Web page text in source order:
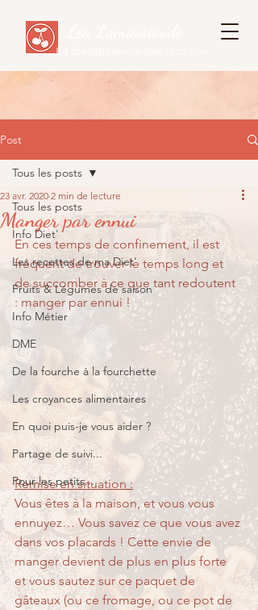
La diététicienne des familles
Post
Tous les posts
Info Diet'
Les recettes de ma Diet'
Fruits & Légumes de saison
Info Métier
DME
De la fourche à la fourchette
Les croyances alimentaires
En quoi puis-je vous aider ?
Partage de suivi...
Pour les petits...
Tous les posts
Manger par ennui
23 avr. 2020 2 min de lecture
En ces temps de confinement, il est
fréquent de trouver le temps long et
de succomber à ce que tant redoutent
: manger par ennui !
Remise en situation :
Vous êtes à la maison, et vous vous
ennuyez… Vous savez ce que vous avez
dans vos placards ! Cette envie de
manger devient de plus en plus forte
et vous sautez sur ce paquet de
gâteaux (ou ce fromage, ou ce pot de